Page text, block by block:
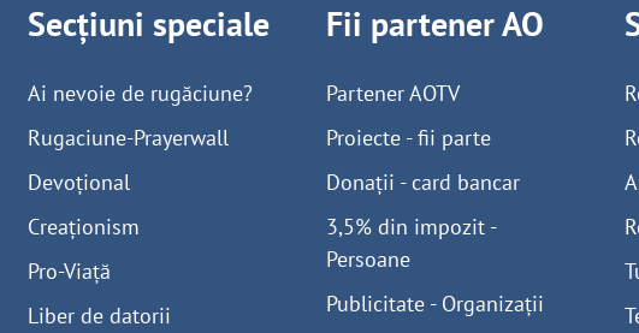
Secțiuni speciale
Ai nevoie de rugăciune?
Rugaciune-Prayerwall
Devoțional
Creaționism
Pro-Viață
Liber de datorii
Fii partener AO
Partener AOTV
Proiecte - fii parte
Donații - card bancar
3,5% din impozit -
Persoane
Publicitate - Organizații